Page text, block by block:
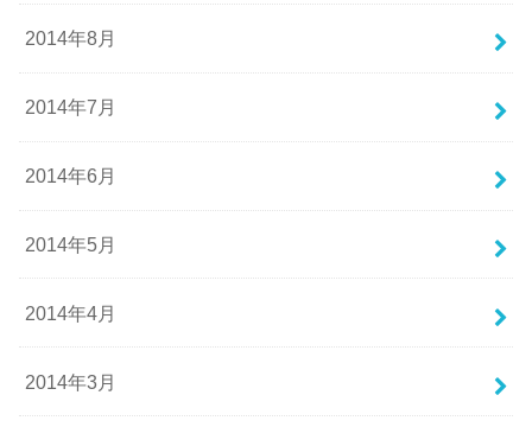
2014年8月
2014年7月
2014年6月
2014年5月
2014年4月
2014年3月